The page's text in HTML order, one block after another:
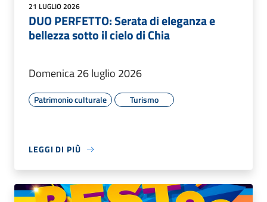
21 LUGLIO 2026
DUO PERFETTO: Serata di eleganza e
bellezza sotto il cielo di Chia
Domenica 26 luglio 2026
Patrimonio culturale Turismo
LEGGI DI PIÙ